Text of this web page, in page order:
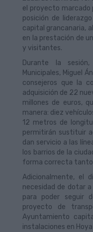
el proyecto marcado
posición de
capital grancanaria,
en la prestación de
y visitantes.
Durante la
Municipales, Miguel
consejeros que la
adquisición de 22
millones de euros,
manera: diez
12 metros de
permitirán sustituir
dan servicio a las
los barrios de la
forma correcta tanto
Adicionalmente, el
necesidad de dotar
para poder seguir
proyecto de
Ayuntamiento
instalaciones en